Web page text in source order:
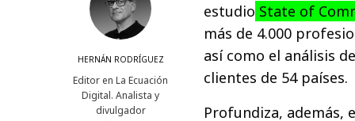
HERNÁN RODRÍGUEZ
Editor en La Ecuación
Digital. Analista y
divulgador
estudio State of
más de 4.000
así como el análisis
clientes de 54 países.
Profundiza, además,